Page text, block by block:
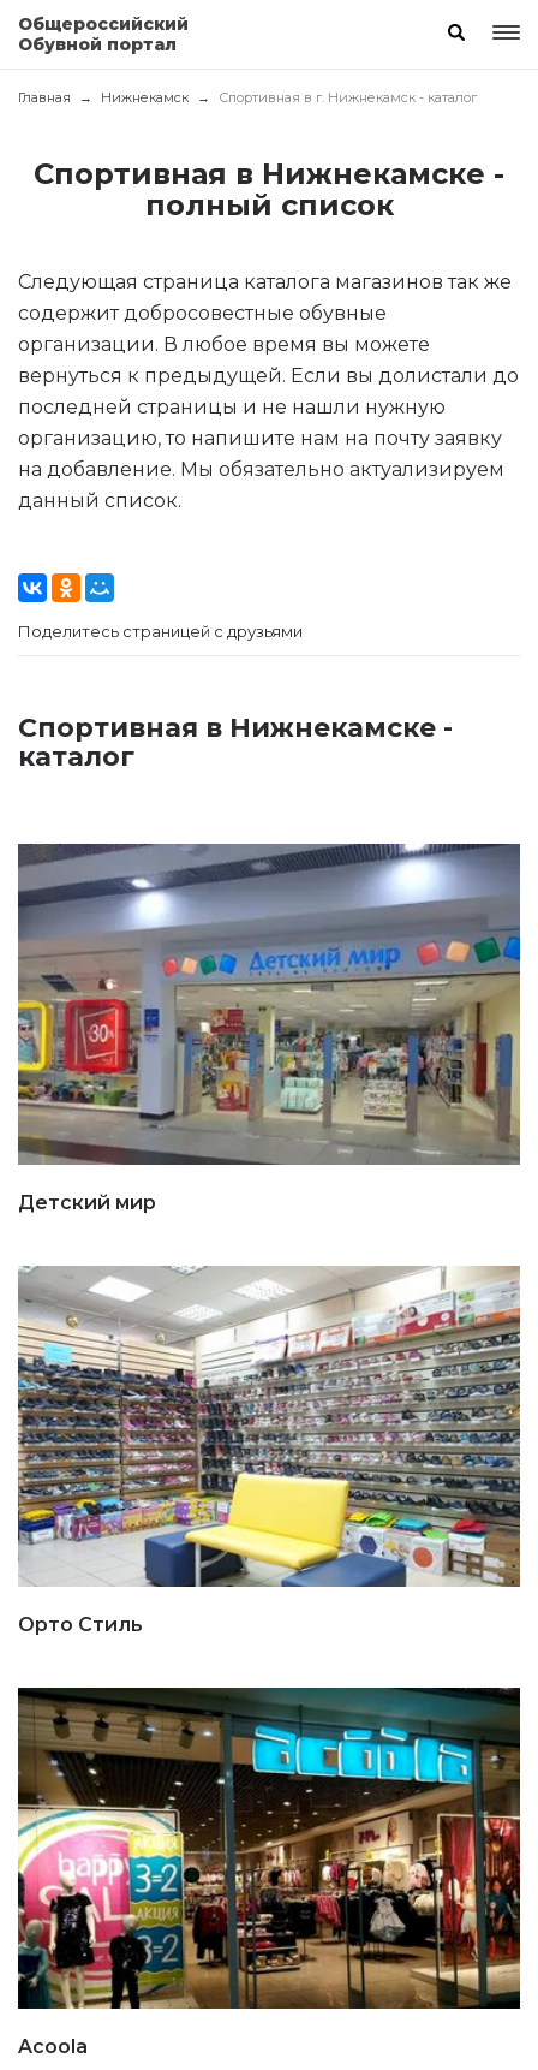
Общероссийский
Обувной портал
Главная Нижнекамск Спортивная в г. Нижнекамск - каталог
Спортивная в Нижнекамске -
полный список
Следующая страница каталога магазинов так же
содержит добросовестные обувные
организации. В любое время вы можете
вернуться к предыдущей. Если вы долистали до
последней страницы и не нашли нужную
организацию, то напишите нам на почту заявку
на добавление. Мы обязательно актуализируем
данный список.
Поделитесь страницей с друзьями
Спортивная в Нижнекамске -
каталог
Детский мир
Орто Стиль
Acoola